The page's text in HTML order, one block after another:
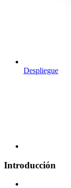
Despliegue
Introducción